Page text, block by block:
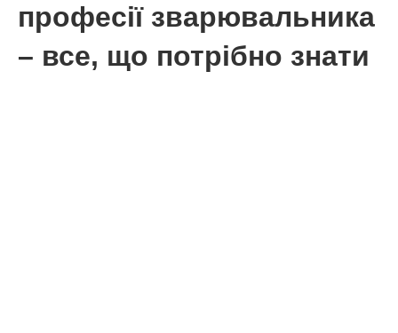
професії зварювальника
– все, що потрібно знати